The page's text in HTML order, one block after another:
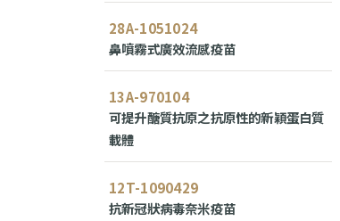
28A-1051024
鼻噴霧式廣效流感疫苗
13A-970104
可提升醣質抗原之抗原性的新穎蛋白質
載體
12T-1090429
抗新冠狀病毒奈米疫苗